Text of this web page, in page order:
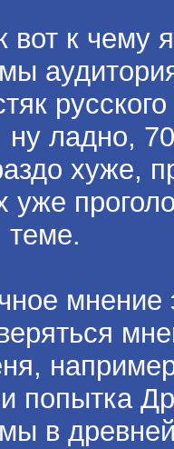
вот к чему
ну ладно,
хуже,
уже
теме.
мнение
попытка
в